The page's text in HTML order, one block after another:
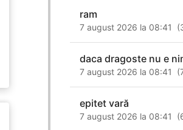
ram
7 august 2026 la 08:41 (
daca dragoste nu e
7 august 2026 la 08:41 (
epitet vară
7 august 2026 la 08:41 (